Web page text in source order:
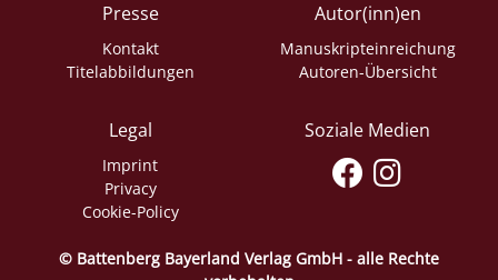
Presse
Kontakt
Titelabbildungen
Autor(inn)en
Manuskripteinreichung
Autoren-Übersicht
Legal
Imprint
Privacy
Cookie-Policy
Soziale Medien
© Battenberg Bayerland Verlag GmbH - alle Rechte